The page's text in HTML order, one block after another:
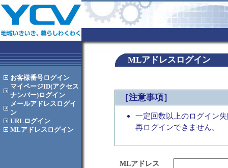
お客様番号ログイン
マイページID(アクセス
ナンバー)ログイン
メールアドレス ログイ
ン
URL ログイン
MLアドレス ログイン
MLアドレスログイン
［注意事項］
一定回数以上のログイン
再ログインできません。
MLアドレス